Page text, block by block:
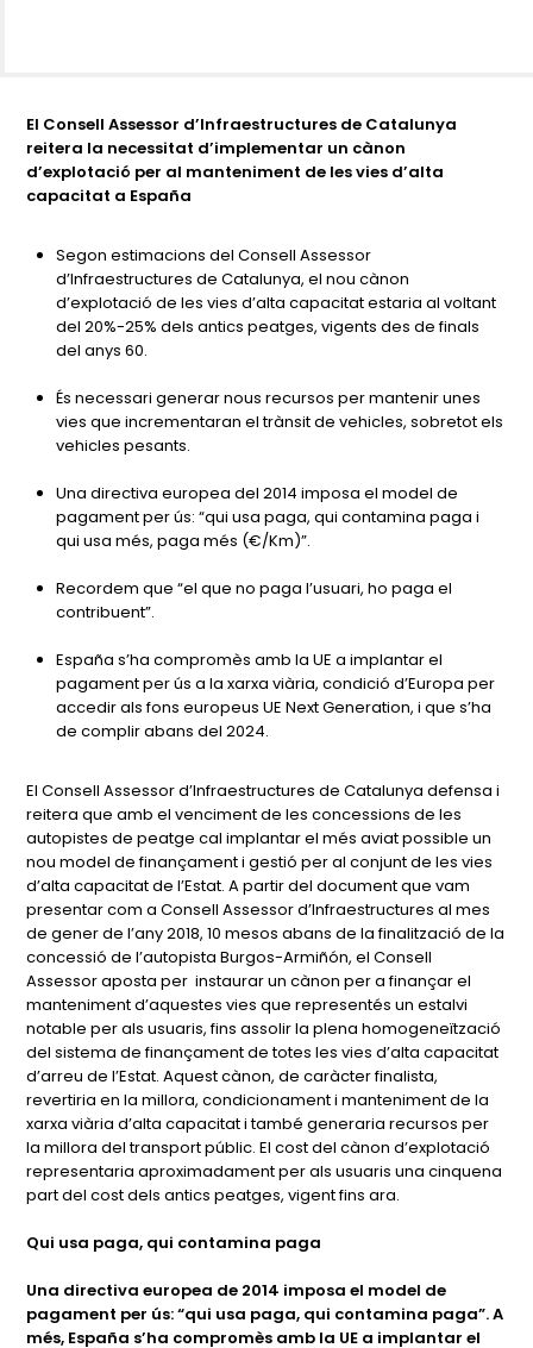
El Consell Assessor d’Infraestructures de Catalunya
reitera la necessitat d’implementar un cànon
d’explotació per al manteniment de les vies d’alta
capacitat a España
Segon estimacions del Consell Assessor
d’Infraestructures de Catalunya, el nou cànon
d’explotació de les vies d’alta capacitat estaria al voltant
del 20%-25% dels antics peatges, vigents des de finals
del anys 60.
És necessari generar nous recursos per mantenir unes
vies que incrementaran el trànsit de vehicles, sobretot els
vehicles pesants.
Una directiva europea del 2014 imposa el model de
pagament per ús: “qui usa paga, qui contamina paga i
qui usa més, paga més (€/Km)”.
Recordem que “el que no paga l’usuari, ho paga el
contribuent”.
España s’ha compromès amb la UE a implantar el
pagament per ús a la xarxa viària, condició d’Europa per
accedir als fons europeus UE Next Generation, i que s’ha
de complir abans del 2024.
El Consell Assessor d’Infraestructures de Catalunya defensa i
reitera que amb el venciment de les concessions de les
autopistes de peatge cal implantar el més aviat possible un
nou model de finançament i gestió per al conjunt de les vies
d’alta capacitat de l’Estat. A partir del document que vam
presentar com a Consell Assessor d’Infraestructures al mes
de gener de l’any 2018, 10 mesos abans de la finalització de la
concessió de l’autopista Burgos-Armiñón, el Consell
Assessor aposta per instaurar un cànon per a finançar el
manteniment d’aquestes vies que representés un estalvi
notable per als usuaris, fins assolir la plena homogeneïtzació
del sistema de finançament de totes les vies d’alta capacitat
d’arreu de l’Estat. Aquest cànon, de caràcter finalista,
revertiria en la millora, condicionament i manteniment de la
xarxa viària d’alta capacitat i també generaria recursos per
la millora del transport públic. El cost del cànon d’explotació
representaria aproximadament per als usuaris una cinquena
part del cost dels antics peatges, vigent fins ara.
Qui usa paga, qui contamina paga
Una directiva europea de 2014 imposa el model de
pagament per ús: “qui usa paga, qui contamina paga”. A
més, España s’ha compromès amb la UE a implantar el